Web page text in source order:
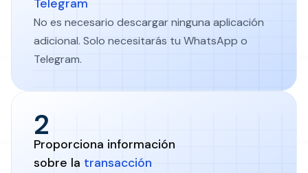
Telegram
No es necesario descargar ninguna aplicación
adicional. Solo necesitarás tu WhatsApp o
Telegram.
2
Proporciona información
sobre la transacción